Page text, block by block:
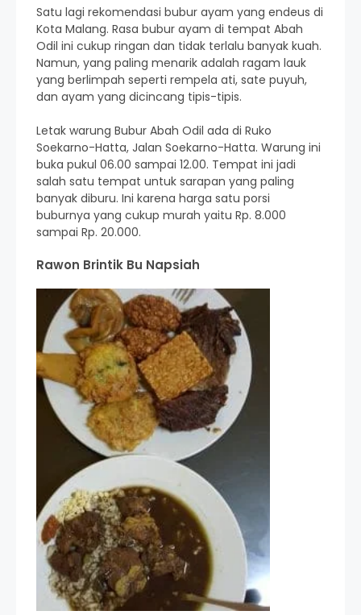
Satu lagi rekomendasi bubur ayam yang endeus di
Kota Malang. Rasa bubur ayam di tempat Abah
Odil ini cukup ringan dan tidak terlalu banyak kuah.
Namun, yang paling menarik adalah ragam lauk
yang berlimpah seperti rempela ati, sate puyuh,
dan ayam yang dicincang tipis-tipis.
Letak warung Bubur Abah Odil ada di Ruko
Soekarno-Hatta, Jalan Soekarno-Hatta. Warung ini
buka pukul 06.00 sampai 12.00. Tempat ini jadi
salah satu tempat untuk sarapan yang paling
banyak diburu. Ini karena harga satu porsi
buburnya yang cukup murah yaitu Rp. 8.000
sampai Rp. 20.000.
Rawon Brintik Bu Napsiah